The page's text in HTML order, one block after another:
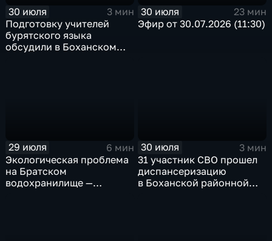
30 июля
3 мин
Подготовку учителей
бурятского языка
обсудили в Боханском
30 июля
23 мин
Эфир от 30.07.2026 (11:30)
29 июля
6 мин
Экологическая проблема
на Братском
водохранилище —
30 июля
3 мин
31 участник СВО прошел
диспансеризацию
в Боханской районной